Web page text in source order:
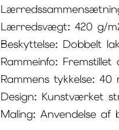
Lærredsvægt: 420 g/
Beskyttelse: Dobbelt
Rammeinfo:
Rammens tykkelse: 40
Design: Kunstværket
Maling: Anvendelse